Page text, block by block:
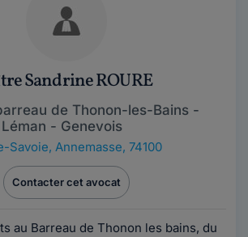
Sandrine ROURE
de Thonon-les-Bains -
Léman - Genevois
Savoie, Annemasse, 74100
Contacter cet avocat
au Barreau de Thonon les bains, du